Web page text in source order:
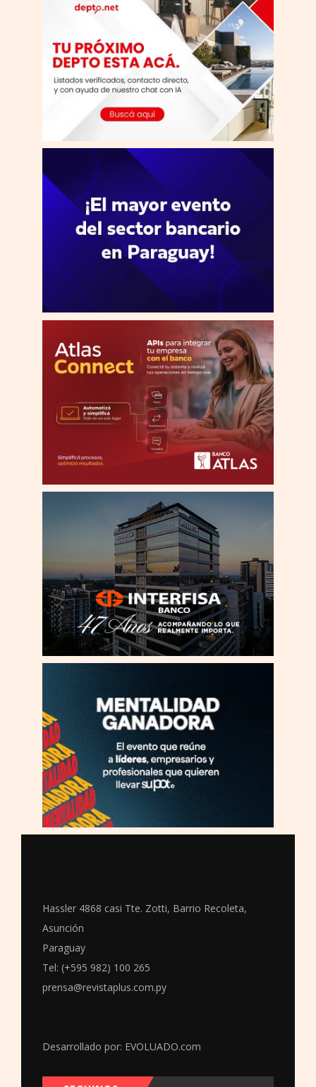
Hassler 4868 casi Tte. Zotti, Barrio Recoleta,
Asunción
Paraguay
Tel: (+595 982) 100 265
prensa@revistaplus.com.py
Desarrollado por: EVOLUADO.com